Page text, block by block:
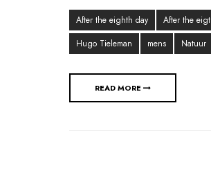
After the eighth day After the
Hugo Tieleman
mens Natuur
READ MORE